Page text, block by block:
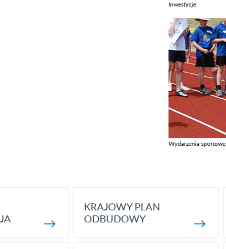
Inwestycje
Wydarzenia sportowe
KRAJOWY PLAN
ODBUDOWY